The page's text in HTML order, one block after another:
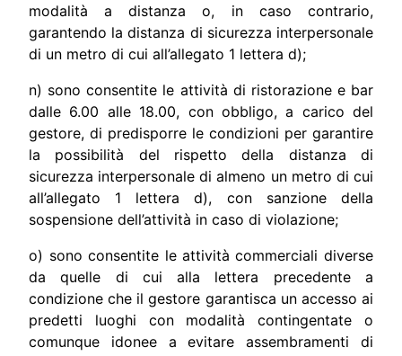
modalità a distanza o, in caso contrario,
garantendo la distanza di sicurezza interpersonale
di un metro di cui all’allegato 1 lettera d);
n) sono consentite le attività di ristorazione e bar
dalle 6.00 alle 18.00, con obbligo, a carico del
gestore, di predisporre le condizioni per garantire
la possibilità del rispetto della distanza di
sicurezza interpersonale di almeno un metro di cui
all’allegato 1 lettera d), con sanzione della
sospensione dell’attività in caso di violazione;
o) sono consentite le attività commerciali diverse
da quelle di cui alla lettera precedente a
condizione che il gestore garantisca un accesso ai
predetti luoghi con modalità contingentate o
comunque idonee a evitare assembramenti di